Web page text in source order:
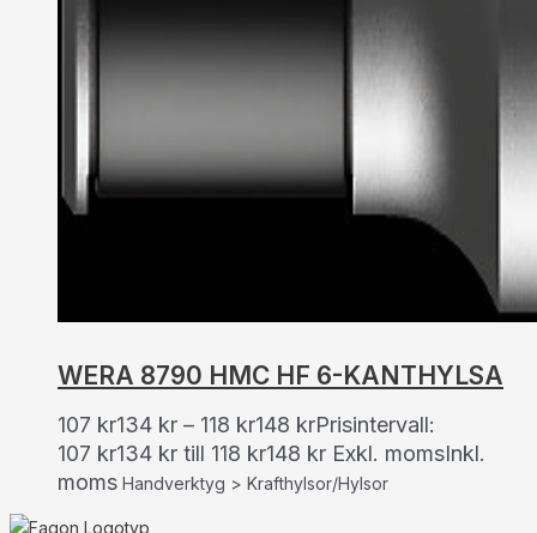
WERA 8790 HMC HF 6-KANTHYLSA
107 kr134 kr – 118 kr148 krPrisintervall:
107 kr134 kr till 118 kr148 kr Exkl. momsInkl.
moms Handverktyg > Krafthylsor/Hylsor